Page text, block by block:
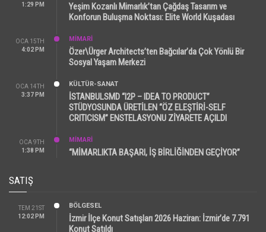
1:29 PM
Yeşim Kozanlı Mimarlık’tan Çağdaş Tasarım ve
Konforun Buluşma Noktası: Elite World Kuşadası
OCA 15TH
4:02 PM
MİMARİ
Özer\Ürger Architects’ten Bağcılar’da Çok Yönlü Bir
Sosyal Yaşam Merkezi
OCA 14TH
3:37 PM
KÜLTÜR-SANAT
İSTANBULSMD “I2P – IDEA TO PRODUCT”
STÜDYOSUNDA ÜRETİLEN “ÖZ ELEŞTİRİ-SELF
CRITICISM” ENSTELASYONU ZİYARETE AÇILDI
OCA 9TH
1:38 PM
MİMARİ
“MİMARLIKTA BAŞARI, İŞ BİRLİĞİNDEN GEÇİYOR”
SATIŞ
TEM 21ST
12:02 PM
BÖLGESEL
İzmir İlçe Konut Satışları 2026 Haziran: İzmir’de 7.791
Konut Satıldı